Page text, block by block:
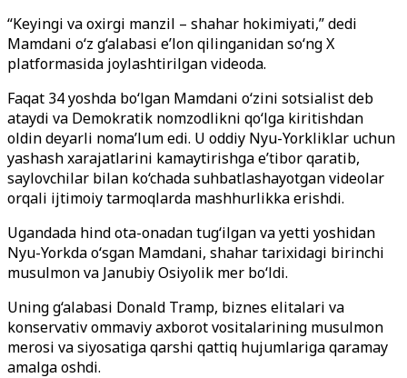
“Keyingi va oxirgi manzil – shahar hokimiyati,” dedi
Mamdani o‘z g‘alabasi e’lon qilinganidan so‘ng X
platformasida joylashtirilgan videoda.
Faqat 34 yoshda bo‘lgan Mamdani o‘zini sotsialist deb
ataydi va Demokratik nomzodlikni qo‘lga kiritishdan
oldin deyarli noma’lum edi. U oddiy Nyu-Yorkliklar uchun
yashash xarajatlarini kamaytirishga e’tibor qaratib,
saylovchilar bilan ko‘chada suhbatlashayotgan videolar
orqali ijtimoiy tarmoqlarda mashhurlikka erishdi.
Ugandada hind ota-onadan tug‘ilgan va yetti yoshidan
Nyu-Yorkda o‘sgan Mamdani, shahar tarixidagi birinchi
musulmon va Janubiy Osiyolik mer bo‘ldi.
Uning g‘alabasi Donald Tramp, biznes elitalari va
konservativ ommaviy axborot vositalarining musulmon
merosi va siyosatiga qarshi qattiq hujumlariga qaramay
amalga oshdi.